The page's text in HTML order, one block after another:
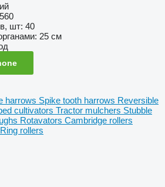
шт: 40
25 см
harrows Spike tooth harrows Reversible
cultivators Tractor mulchers Stubble
Rotavators Cambridge rollers
Ring rollers